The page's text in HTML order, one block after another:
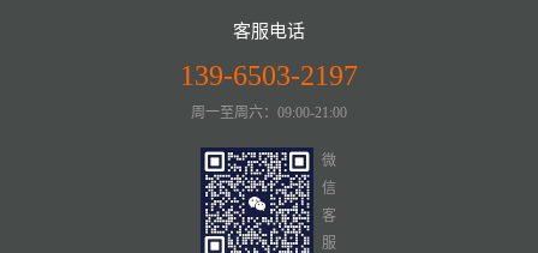
客服电话
139-6503-2197
周一至周六：09:00-21:00
微
信
客
服